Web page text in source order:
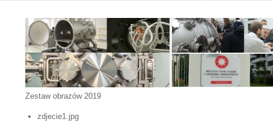
Zestaw obrazów 2019
zdjecie1.jpg